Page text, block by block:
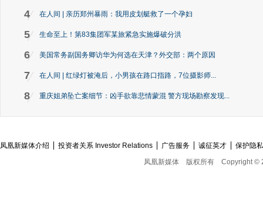
4 在人间 | 亲历郑州暴雨：我用皮划艇救了一个孕妇
5 生命至上！第83集团军某旅紧急实施爆破分洪
6 美国常务副国务卿访华为何选在天津？外交部：两个原因
7 在人间 | 红绿灯被淹后，小男孩在路口指路，7位摄影师...
8 重庆姐弟坠亡案细节：凶手欲靠悲情蒙混 警方现场勘察发现...
凤凰新媒体介绍 投资者关系 Investor Relations 广告服务 诚征英才
保护隐
凤凰新媒体
版权所有 Copyright ©